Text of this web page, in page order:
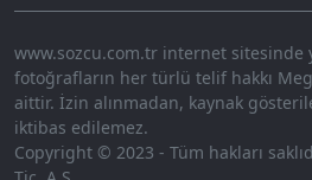
www.sozcu.com.tr internet sitesinde
fotoğrafların her türlü telif hakkı
aittir. İzin alınmadan, kaynak
iktibas edilemez.
Copyright © 2023 - Tüm hakları